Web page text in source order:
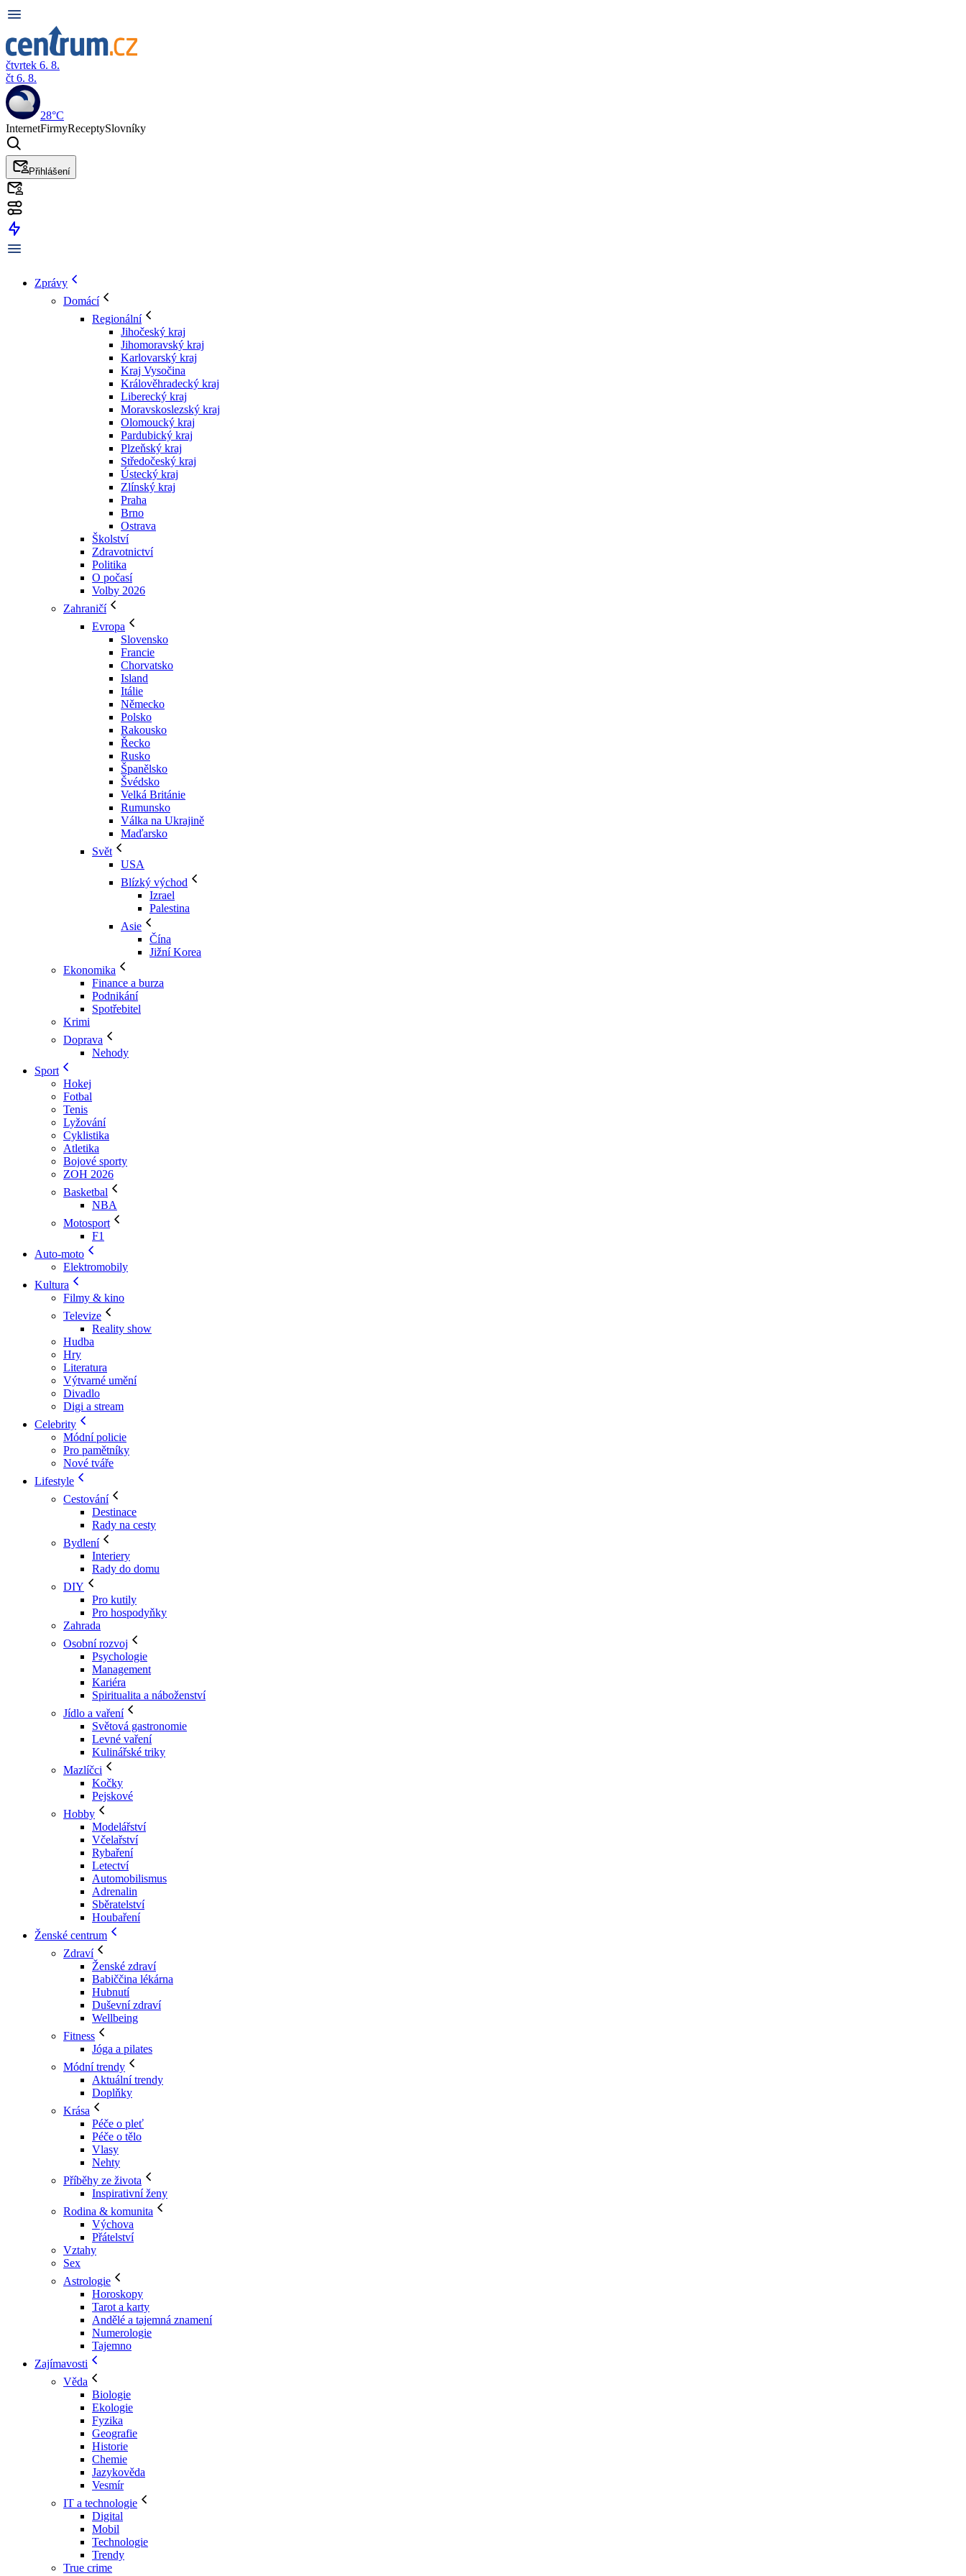
čtvrtek 6. 8.
čt 6. 8.
28°C
InternetFirmyReceptySlovníky
Přihlášení
Zprávy
Domácí
Regionální
Jihočeský kraj
Jihomoravský kraj
Karlovarský kraj
Kraj Vysočina
Králověhradecký kraj
Liberecký kraj
Moravskoslezský kraj
Olomoucký kraj
Pardubický kraj
Plzeňský kraj
Středočeský kraj
Ústecký kraj
Zlínský kraj
Praha
Brno
Ostrava
Školství
Zdravotnictví
Politika
O počasí
Volby 2026
Zahraničí
Evropa
Slovensko
Francie
Chorvatsko
Island
Itálie
Německo
Polsko
Rakousko
Řecko
Rusko
Španělsko
Švédsko
Velká Británie
Rumunsko
Válka na Ukrajině
Maďarsko
Svět
USA
Blízký východ
Izrael
Palestina
Asie
Čína
Jižní Korea
Ekonomika
Finance a burza
Podnikání
Spotřebitel
Krimi
Doprava
Nehody
Sport
Hokej
Fotbal
Tenis
Lyžování
Cyklistika
Atletika
Bojové sporty
ZOH 2026
Basketbal
NBA
Motosport
F1
Auto-moto
Elektromobily
Kultura
Filmy & kino
Televize
Reality show
Hudba
Hry
Literatura
Výtvarné umění
Divadlo
Digi a stream
Celebrity
Módní policie
Pro pamětníky
Nové tváře
Lifestyle
Cestování
Destinace
Rady na cesty
Bydlení
Interiery
Rady do domu
DIY
Pro kutily
Pro hospodyňky
Zahrada
Osobní rozvoj
Psychologie
Management
Kariéra
Spiritualita a náboženství
Jídlo a vaření
Světová gastronomie
Levné vaření
Kulinářské triky
Mazlíčci
Kočky
Pejskové
Hobby
Modelářství
Včelařství
Rybaření
Letectví
Automobilismus
Adrenalin
Sběratelství
Houbaření
Ženské centrum
Zdraví
Ženské zdraví
Babiččina lékárna
Hubnutí
Duševní zdraví
Wellbeing
Fitness
Jóga a pilates
Módní trendy
Aktuální trendy
Doplňky
Krása
Péče o pleť
Péče o tělo
Vlasy
Nehty
Příběhy ze života
Inspirativní ženy
Rodina & komunita
Výchova
Přátelství
Vztahy
Sex
Astrologie
Horoskopy
Tarot a karty
Andělé a tajemná znamení
Numerologie
Tajemno
Zajímavosti
Věda
Biologie
Ekologie
Fyzika
Geografie
Historie
Chemie
Jazykověda
Vesmír
IT a technologie
Digital
Mobil
Technologie
Trendy
True crime